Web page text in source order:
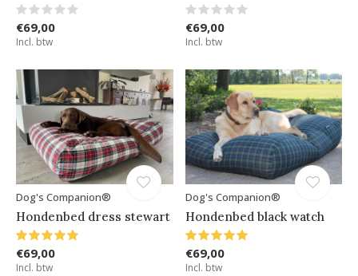
€69,00
Incl. btw
€69,00
Incl. btw
Dog's Companion®
Hondenbed dress stewart
€69,00
Incl. btw
Dog's Companion®
Hondenbed black watch
€69,00
Incl. btw